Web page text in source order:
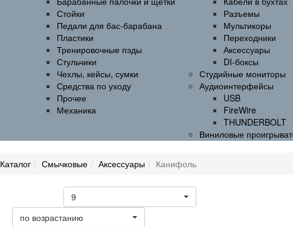
Стойки
Педали для бас-барабана
Пластики
Тренировочные пэды
Стульчики
Чехлы, кейсы, сумки
Средства по уходу
Прочее
Механика
Разъемы
Мультикоры
Переходники
Аксессуары
DI-боксы
Студийные мониторы
Аудиоинтерфейсы
USB
FireWire
THUNDERBOLT
Виниловые
Каталог Смычковые Аксессуары Канифоль
9
по возрастанию